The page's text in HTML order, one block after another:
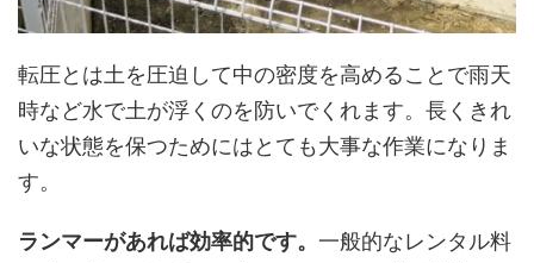
転圧とは土を圧迫して中の密度を高めることで雨天
時など水で土が浮くのを防いでくれます。 長くきれ
いな状態を保つためにはとても大事な作業になりま
す。
ランマーがあれば効率的です。 一般的なレンタル料